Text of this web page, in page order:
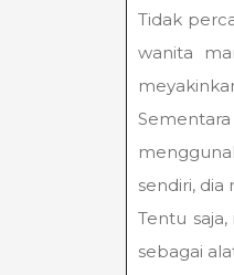
Tidak
wanita
sendiri,
Tentu
sebagai